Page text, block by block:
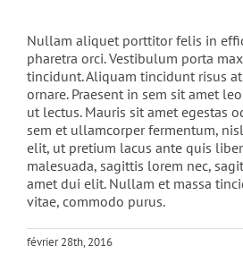
Nullam aliquet porttitor felis in
pharetra orci. Vestibulum porta
tincidunt. Aliquam tincidunt risus
ornare. Praesent in sem sit amet
ut lectus. Mauris sit amet egestas
sem et ullamcorper fermentum,
elit, ut pretium lacus ante quis
malesuada, sagittis lorem nec,
amet dui elit. Nullam et massa
vitae, commodo purus.
février 28th, 2016